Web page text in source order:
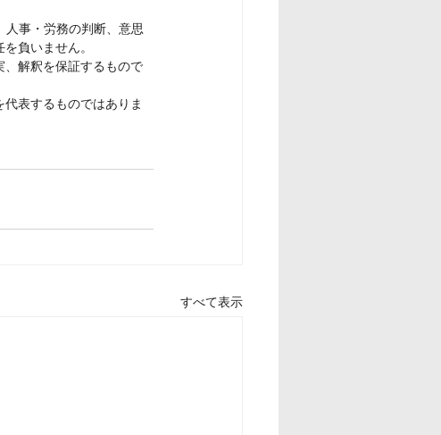
事・労務の判断、意思
負いません。
解釈を保証するもので
表するものではありま
すべて表示